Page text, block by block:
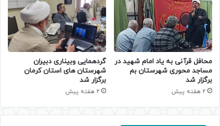
محافل قرآنی به یاد امام شهید در
مساجد محوری شهرستان بم
برگزار شد
2 هفته پیش
گردهمایی وبیناری دبیران
شهرستان های استان کرمان
برگزار شد
2 هفته پیش